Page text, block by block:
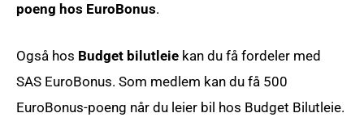
poeng hos EuroBonus.
Også hos Budget bilutleie kan du få fordeler med
SAS EuroBonus. Som medlem kan du få 500
EuroBonus-poeng når du leier bil hos Budget Bilutleie.